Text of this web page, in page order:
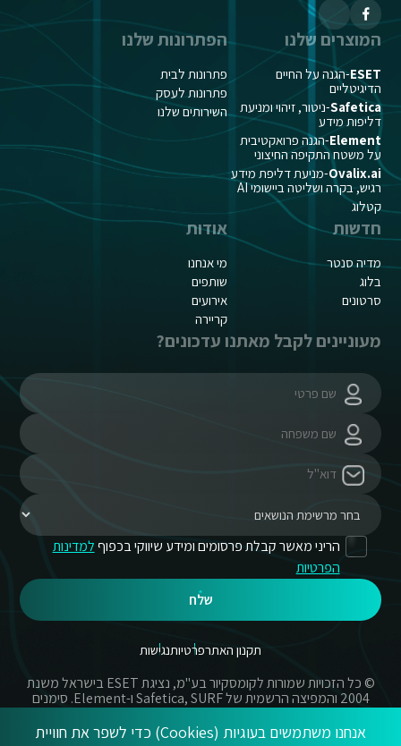
אנחנו משתמשים בעוגיות (Cookies) כדי לשפר את חוויית
המוצרים שלנו
ESET-הגנה על החיים
הדיגיטליים
Safetica-ניטור, זיהוי ומניעת
דליפות מידע
Element-הגנה פרואקטיבית
על משטח התקיפה החיצוני
Ovalix.ai-מניעת דליפת מידע
רגיש, בקרה ושליטה ביישומי AI
קטלוג
הפתרונות שלנו
פתרונות לבית
פתרונות לעסק
השירותים שלנו
חדשות
מדיה סנטר
בלוג
סרטונים
אודות
מי אנחנו
שותפים
אירועים
קריירה
מעוניינים לקבל מאתנו עדכונים?
הריני מאשר קבלת פרסומים ומידע שיווקי בכפוףלמדינות
הפרטיות
שלח
תקנון האתרפרטיותנגישות
© כל הזכויות שמורות לקומסקיור בע"מ, נציגת ESET בישראל משנת
2004 והמפיצה הרשמית של Safetica, SURF ו-Element. סימנים
מסחריים אשר בשימוש באתר זה הינם סימנים מסחריים או מותגים
רשומים של החברות הרשומות.